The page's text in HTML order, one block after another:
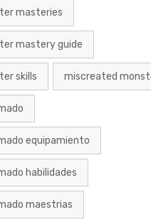
masteries
mastery guide
skills miscreated
equipamiento
habilidades
maestrias